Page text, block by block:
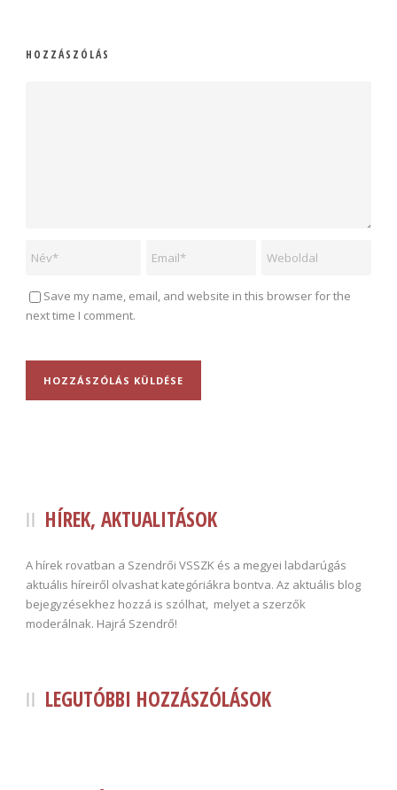
HOZZÁSZÓLÁS
Save my name, email, and website in this browser for the
next time I comment.
HÍREK, AKTUALITÁSOK
A hírek rovatban a Szendrői VSSZK és a megyei labdarúgás
aktuális híreiről olvashat kategóriákra bontva. Az aktuális blog
bejegyzésekhez hozzá is szólhat, melyet a szerzők
moderálnak. Hajrá Szendrő!
LEGUTÓBBI HOZZÁSZÓLÁSOK